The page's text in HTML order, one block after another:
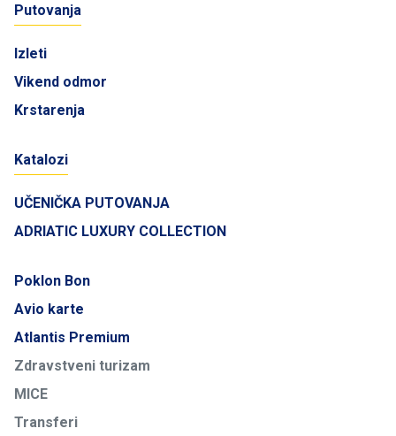
Putovanja
Izleti
Vikend odmor
Krstarenja
Katalozi
UČENIČKA PUTOVANJA
ADRIATIC LUXURY COLLECTION
Poklon Bon
Avio karte
Atlantis Premium
Zdravstveni turizam
MICE
Transferi